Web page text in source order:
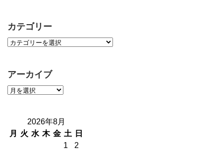
カテゴリー
アーカイブ
2026年8月
月
火 水 木 金 土
日
1
2